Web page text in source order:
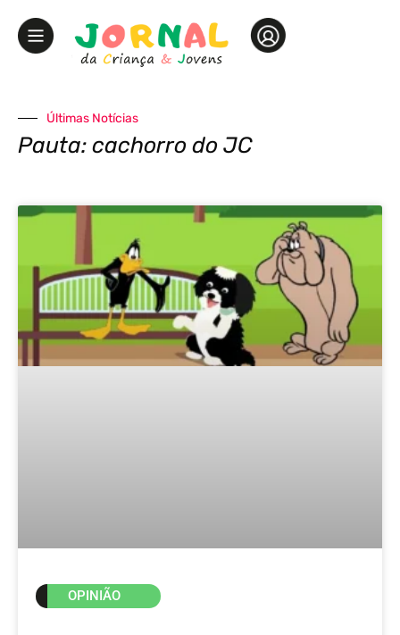
Últimas Notícias
Pauta: cachorro do JC
OPINIÃO